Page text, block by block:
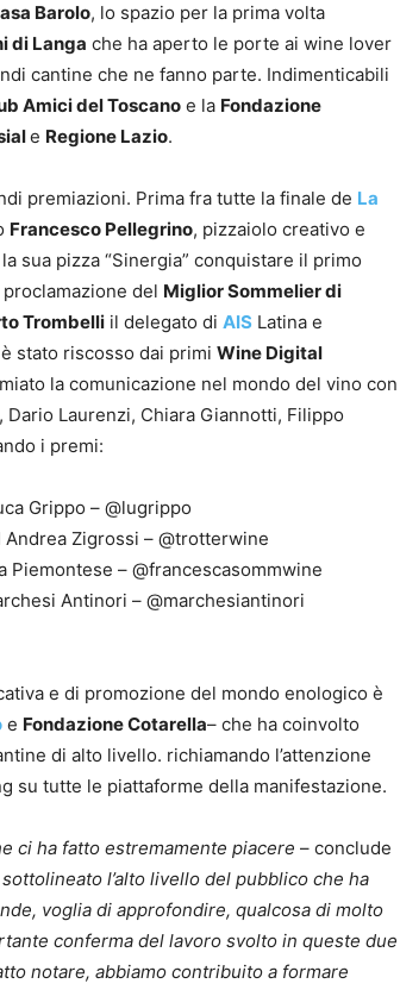
Barolo, lo spazio per la prima volta
di Langa che ha aperto le porte ai wine lover
cantine che ne fanno parte. Indimenticabili
Amici del Toscano e la Fondazione
e Regione Lazio.
premiazioni. Prima fra tutte la finale de La
Francesco Pellegrino, pizzaiolo creativo e
sua pizza “Sinergia” conquistare il primo
del Miglior Sommelier di
Trombelli il delegato di AIS Latina e
stato riscosso dai primi Wine Digital
la comunicazione nel mondo del vino con
Laurenzi, Chiara Giannotti, Filippo
i premi:
Grippo – @lugrippo
Zigrossi – @trotterwine
– @francescasommwine
Antinori – @marchesiantinori
e di promozione del mondo enologico è
e Fondazione Cotarella– che ha coinvolto
di alto livello. richiamando l’attenzione
su tutte le piattaforme della manifestazione.
ci ha fatto estremamente piacere – conclude
l’alto livello del pubblico che ha
voglia di approfondire, qualcosa di molto
conferma del lavoro svolto in queste due
notare, abbiamo contribuito a formare